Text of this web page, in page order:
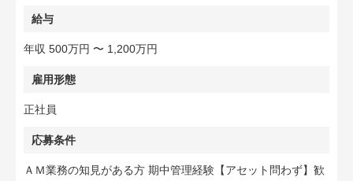
給与
年収 500万円 〜 1,200万円
雇用形態
正社員
応募条件
ＡＭ業務の知見がある方 期中管理経験【アセット問わず】歓